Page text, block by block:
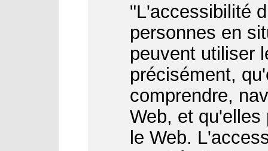
"L'accessibilité
personnes en
peuvent utiliser
précisément,
comprendre,
Web, et qu'elles
le Web.